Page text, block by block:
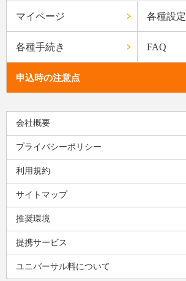
マイページ 各種設定
各種手続き FAQ
申込時の注意点
会社概要
プライバシーポリシー
利用規約
サイトマップ
推奨環境
提携サービス
ユニバーサル料について